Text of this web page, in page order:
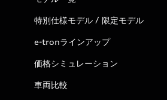
特別仕様モデル / 限定モデル
e-tronラインアップ
価格シミュレーション
車両比較